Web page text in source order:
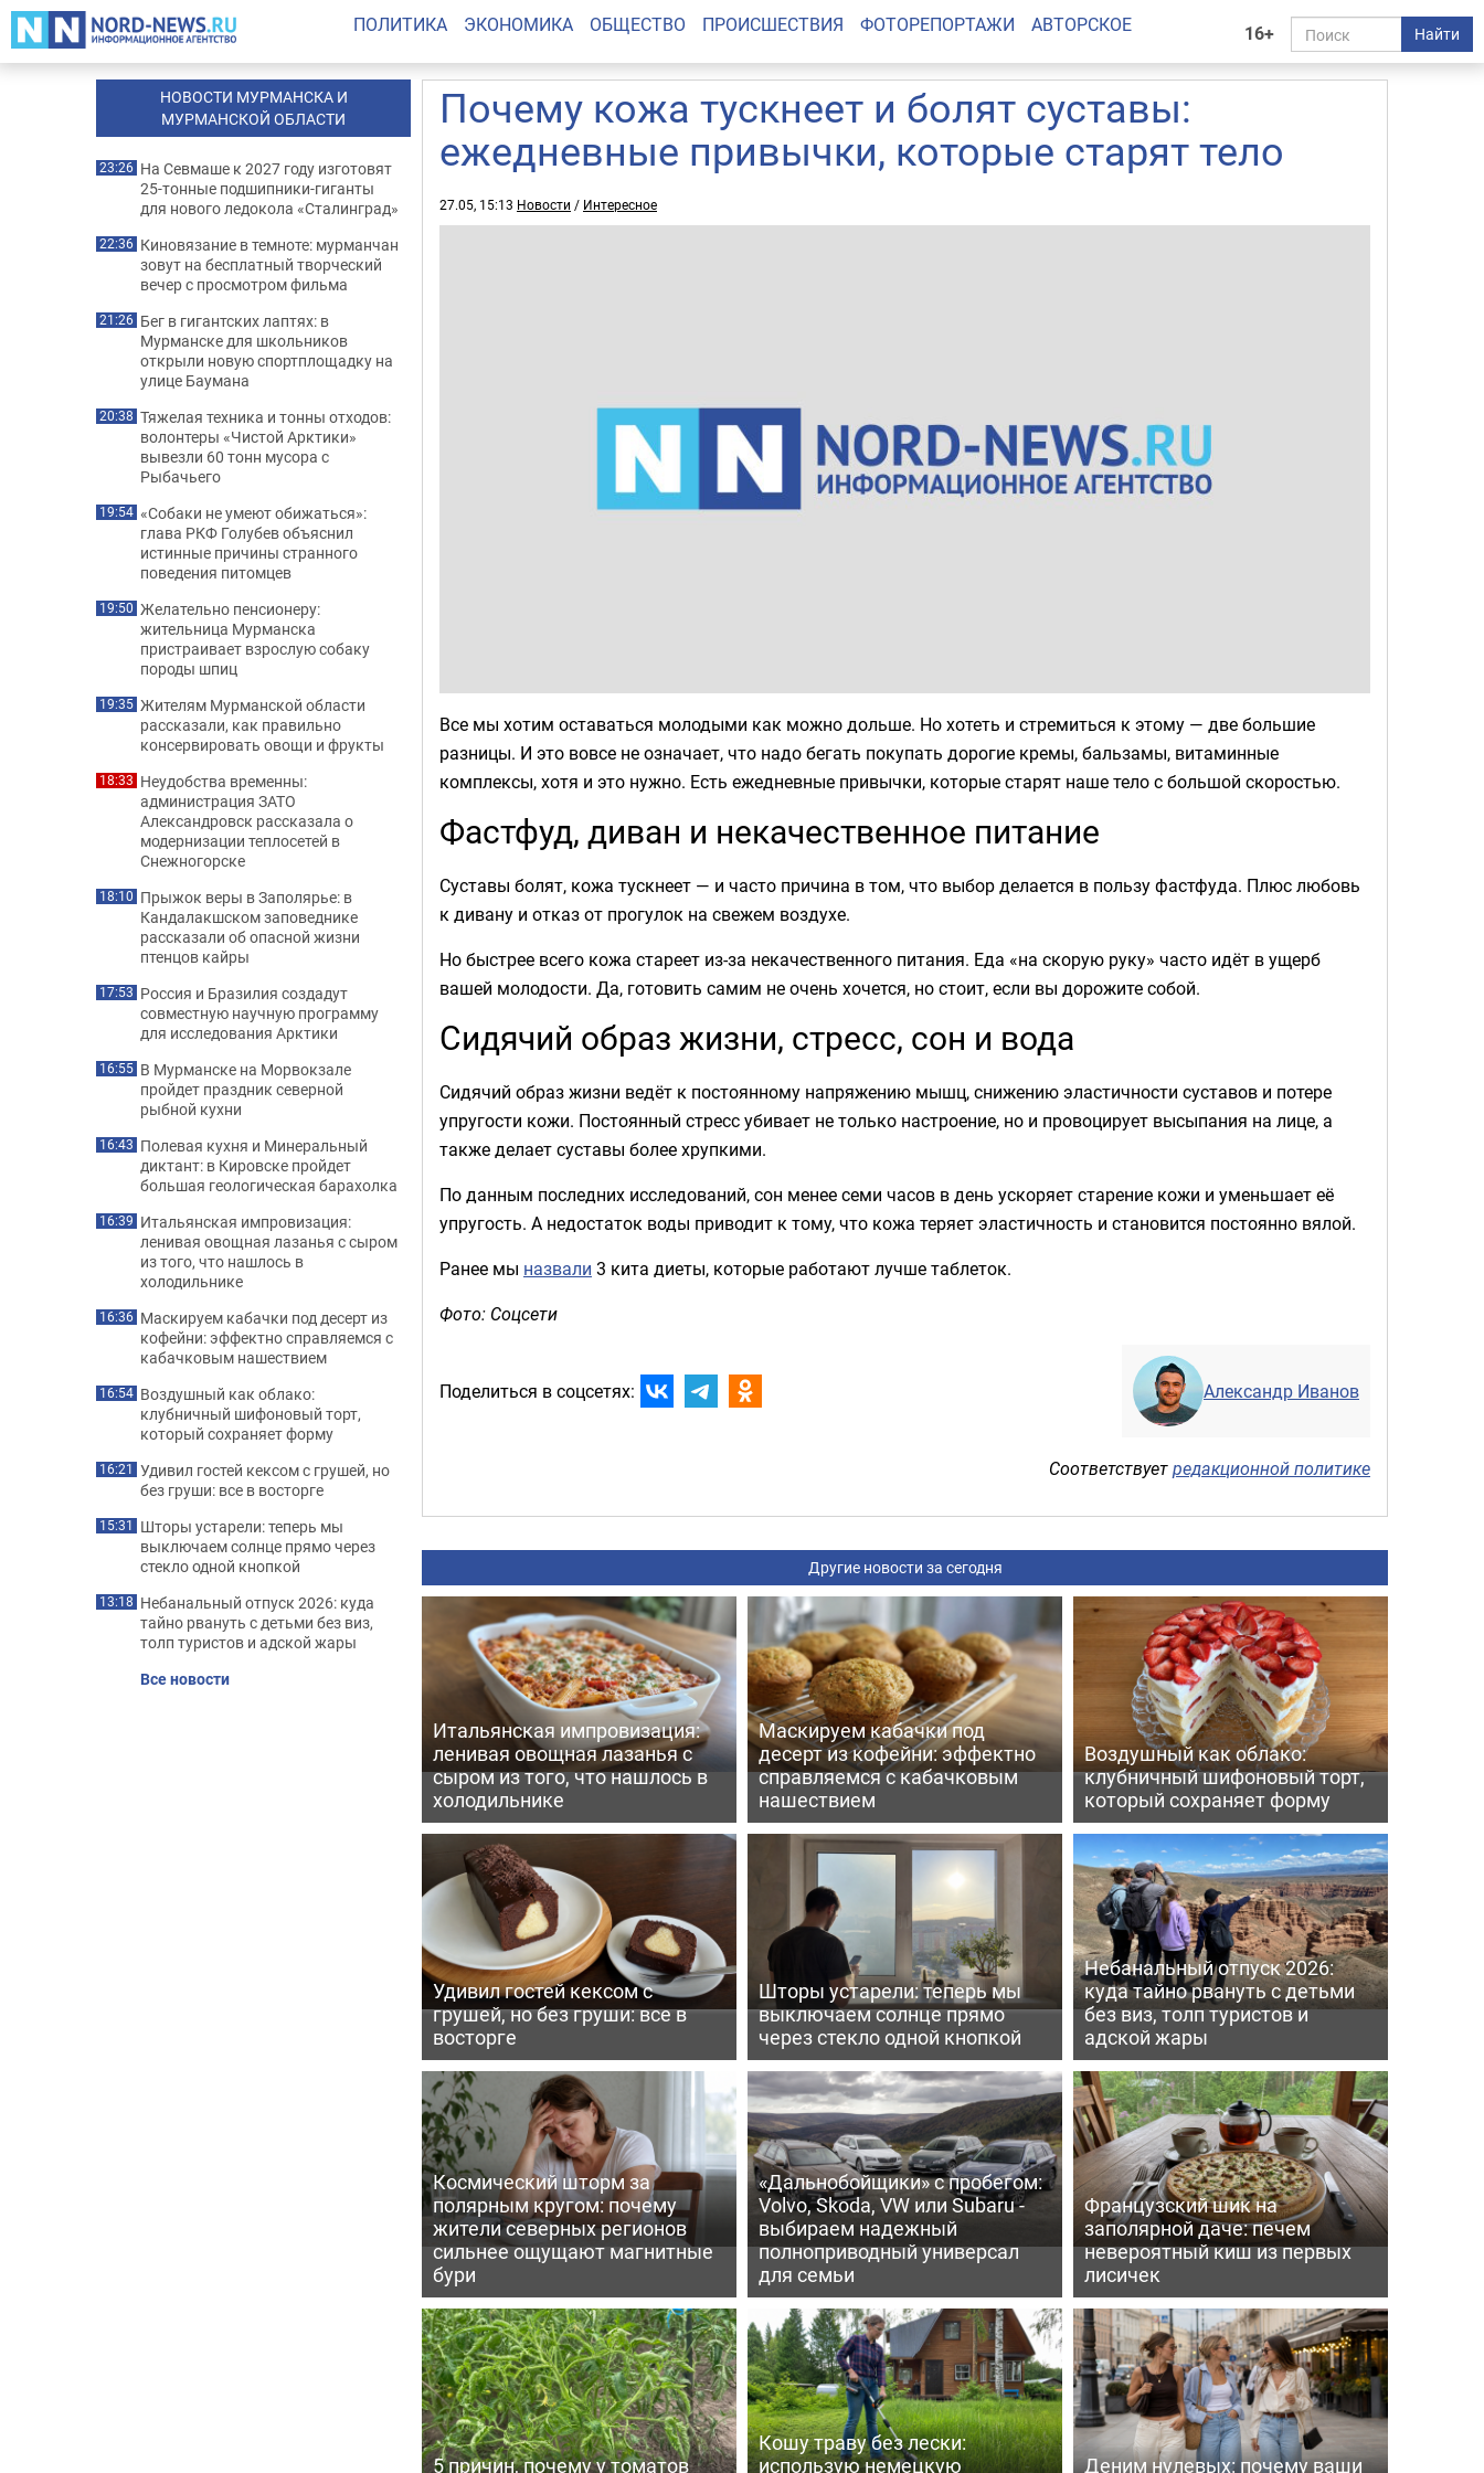
16+ Найти
ПОЛИТИКА ЭКОНОМИКА ОБЩЕСТВО ПРОИСШЕСТВИЯ ФОТОРЕПОРТАЖИ АВТОРСКОЕ
Почему кожа тускнеет и болят суставы:
ежедневные привычки, которые старят тело
27.05, 15:13 Новости / Интересное
Все мы хотим оставаться молодыми как можно дольше. Но хотеть и стремиться к этому — две большие
разницы. И это вовсе не означает, что надо бегать покупать дорогие кремы, бальзамы, витаминные
комплексы, хотя и это нужно. Есть ежедневные привычки, которые старят наше тело с большой скоростью.
Фастфуд, диван и некачественное питание
Суставы болят, кожа тускнеет — и часто причина в том, что выбор делается в пользу фастфуда. Плюс любовь
к дивану и отказ от прогулок на свежем воздухе.
Но быстрее всего кожа стареет из-за некачественного питания. Еда «на скорую руку» часто идёт в ущерб
вашей молодости. Да, готовить самим не очень хочется, но стоит, если вы дорожите собой.
Сидячий образ жизни, стресс, сон и вода
Сидячий образ жизни ведёт к постоянному напряжению мышц, снижению эластичности суставов и потере
упругости кожи. Постоянный стресс убивает не только настроение, но и провоцирует высыпания на лице, а
также делает суставы более хрупкими.
По данным последних исследований, сон менее семи часов в день ускоряет старение кожи и уменьшает её
упругость. А недостаток воды приводит к тому, что кожа теряет эластичность и становится постоянно вялой.
Ранее мы назвали 3 кита диеты, которые работают лучше таблеток.
Фото: Соцсети
Поделиться в соцсетях: Александр Иванов
Соответствуетредакционной политике
Другие новости за сегодня
Итальянская импровизация:
ленивая овощная лазанья с
сыром из того, что нашлось в
холодильнике
Маскируем кабачки под
десерт из кофейни: эффектно
справляемся с кабачковым
нашествием
Воздушный как облако:
клубничный шифоновый торт,
который сохраняет форму
Удивил гостей кексом с
грушей, но без груши: все в
восторге
Шторы устарели: теперь мы
выключаем солнце прямо
через стекло одной кнопкой
Небанальный отпуск 2026:
куда тайно рвануть с детьми
без виз, толп туристов и
адской жары
Космический шторм за
полярным кругом: почему
жители северных регионов
сильнее ощущают магнитные
бури
«Дальнобойщики» с пробегом:
Volvo, Skoda, VW или Subaru -
выбираем надежный
полноприводный универсал
для семьи
Французский шик на
заполярной даче: печем
невероятный киш из первых
лисичек
5 причин, почему у томатов
Кошу траву без лески:
использую немецкую
Деним нулевых: почему ваши
НОВОСТИ МУРМАНСКА И
МУРМАНСКОЙ ОБЛАСТИ
23:26 На Севмаше к 2027 году изготовят
25-тонные подшипники-гиганты
для нового ледокола «Сталинград»
22:36 Киновязание в темноте: мурманчан
зовут на бесплатный творческий
вечер с просмотром фильма
21:26 Бег в гигантских лаптях: в
Мурманске для школьников
открыли новую спортплощадку на
улице Баумана
20:38 Тяжелая техника и тонны отходов:
волонтеры «Чистой Арктики»
вывезли 60 тонн мусора с
Рыбачьего
19:54 «Собаки не умеют обижаться»:
глава РКФ Голубев объяснил
истинные причины странного
поведения питомцев
19:50 Желательно пенсионеру:
жительница Мурманска
пристраивает взрослую собаку
породы шпиц
19:35 Жителям Мурманской области
рассказали, как правильно
консервировать овощи и фрукты
18:33 Неудобства временны:
администрация ЗАТО
Александровск рассказала о
модернизации теплосетей в
Снежногорске
18:10 Прыжок веры в Заполярье: в
Кандалакшском заповеднике
рассказали об опасной жизни
птенцов кайры
17:53 Россия и Бразилия создадут
совместную научную программу
для исследования Арктики
16:55 В Мурманске на Морвокзале
пройдет праздник северной
рыбной кухни
16:43 Полевая кухня и Минеральный
диктант: в Кировске пройдет
большая геологическая барахолка
16:39 Итальянская импровизация:
ленивая овощная лазанья с сыром
из того, что нашлось в
холодильнике
16:36 Маскируем кабачки под десерт из
кофейни: эффектно справляемся с
кабачковым нашествием
16:54 Воздушный как облако:
клубничный шифоновый торт,
который сохраняет форму
16:21 Удивил гостей кексом с грушей, но
без груши: все в восторге
15:31 Шторы устарели: теперь мы
выключаем солнце прямо через
стекло одной кнопкой
13:18 Небанальный отпуск 2026: куда
тайно рвануть с детьми без виз,
толп туристов и адской жары
Все новости